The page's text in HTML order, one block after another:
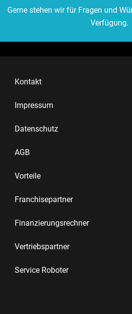
Gerne stehen wir für Fragen und
Verfügung.
Kontakt
Impressum
Datenschutz
AGB
Vorteile
Franchisepartner
Finanzierungsrechner
Vertriebspartner
Service Roboter